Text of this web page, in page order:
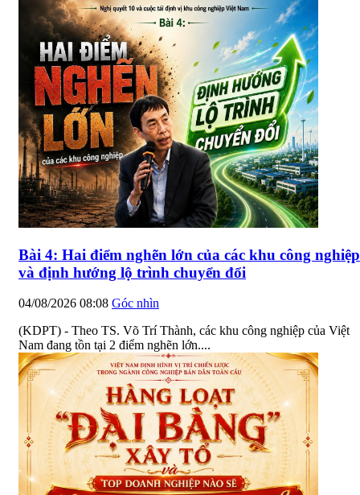
Bài 4: Hai điểm nghẽn lớn của các khu công nghiệp
và định hướng lộ trình chuyển đổi
04/08/2026 08:08 Góc nhìn
(KDPT) - Theo TS. Võ Trí Thành, các khu công nghiệp của Việt
Nam đang tồn tại 2 điểm nghẽn lớn....